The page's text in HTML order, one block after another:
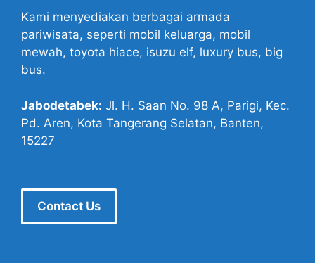
Kami menyediakan berbagai armada
pariwisata, seperti mobil keluarga, mobil
mewah, toyota hiace, isuzu elf, luxury bus, big
bus.
Jabodetabek: Jl. H. Saan No. 98 A, Parigi, Kec.
Pd. Aren, Kota Tangerang Selatan, Banten,
15227
Contact Us